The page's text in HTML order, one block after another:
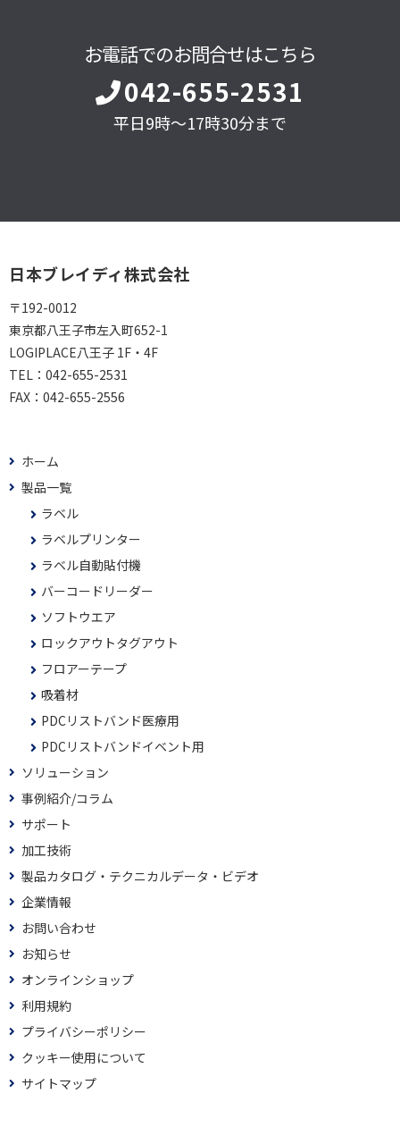
お電話でのお問合せはこちら
042-655-2531
平日9時～17時30分まで
日本ブレイディ株式会社
〒192-0012
東京都八王子市左入町652-1
LOGIPLACE八王子 1F・4F
TEL： 042-655-2531
FAX： 042-655-2556
ホーム
製品一覧
ラベル
ラベルプリンター
ラベル自動貼付機
バーコードリーダー
ソフトウエア
ロックアウトタグアウト
フロアーテープ
吸着材
PDCリストバンド医療用
PDCリストバンドイベント用
ソリューション
事例紹介/コラム
サポート
加工技術
製品カタログ・テクニカルデータ・ビデオ
企業情報
お問い合わせ
お知らせ
オンラインショップ
利用規約
プライバシーポリシー
クッキー使用について
サイトマップ